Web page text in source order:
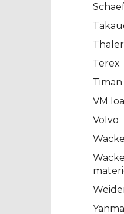
Thaler
Terex
Timan
VM
Volvo